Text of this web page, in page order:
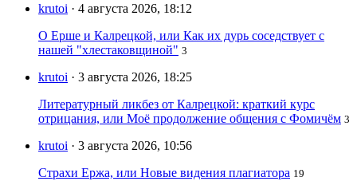
krutoi · 4 августа 2026, 18:12
О Ерше и Калрецкой, или Как их дурь соседствует с
нашей "хлестаковщиной" 3
krutoi · 3 августа 2026, 18:25
Литературный ликбез от Калрецкой: краткий курс
отрицания, или Моё продолжение общения с Фомичём 3
krutoi · 3 августа 2026, 10:56
Страхи Ержа, или Новые видения плагиатора 19